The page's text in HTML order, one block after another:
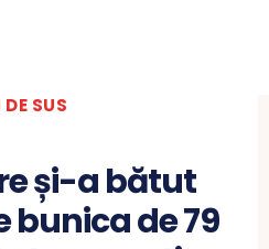
SUS
și-a bătut
bunica de 79